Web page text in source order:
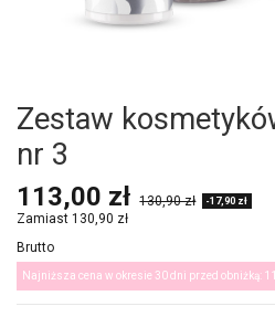
Zestaw
nr 3
113,00 zł 130,90 zł -17,90 zł
Zamiast 130,90 zł
Brutto
Najniższa cena w okresie 30 dni przed obniżką: